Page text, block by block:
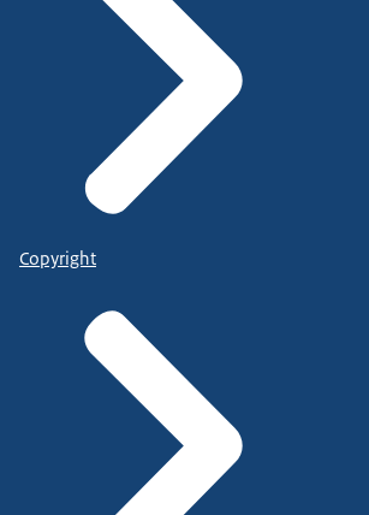
Copyright